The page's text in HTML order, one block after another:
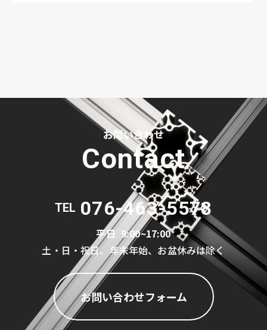
お問い合わせ
Contact
TEL 076-463-5578
平日 9:00~17:00
土・日・祝日、年末年始、お盆休みは除く
お問い合わせフォーム